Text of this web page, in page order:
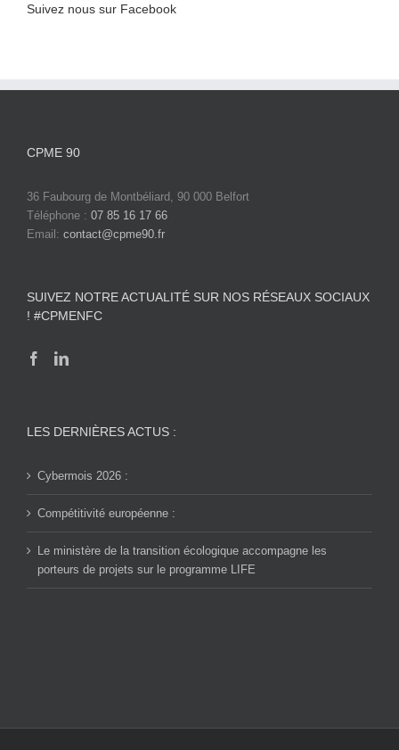
Suivez nous sur Facebook
CPME 90
36 Faubourg de Montbéliard, 90 000 Belfort
Téléphone : 07 85 16 17 66
Email: contact@cpme90.fr
SUIVEZ NOTRE ACTUALITÉ SUR NOS RÉSEAUX SOCIAUX
! #CPMENFC
LES DERNIÈRES ACTUS :
Cybermois 2026 :
Compétitivité européenne :
Le ministère de la transition écologique accompagne les
porteurs de projets sur le programme LIFE